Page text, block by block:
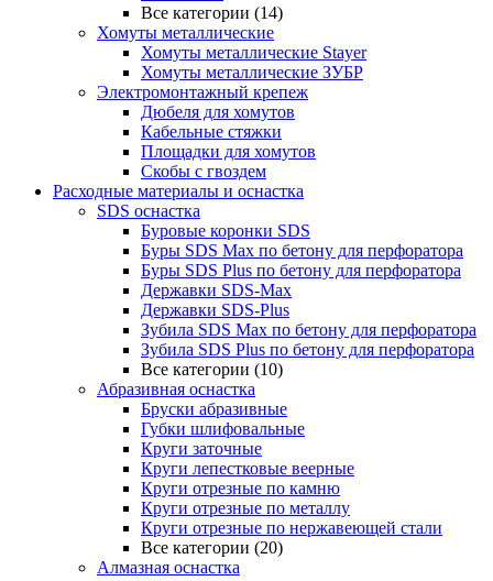
Все категории (14)
Хомуты металлические
Хомуты металлические Stayer
Хомуты металлические ЗУБР
Электромонтажный крепеж
Дюбеля для хомутов
Кабельные стяжки
Площадки для хомутов
Скобы с гвоздем
Расходные материалы и оснастка
SDS оснастка
Буровые коронки SDS
Буры SDS Max по бетону для перфоратора
Буры SDS Plus по бетону для перфоратора
Державки SDS-Max
Державки SDS-Plus
Зубила SDS Mах по бетону для перфоратора
Зубила SDS Plus по бетону для перфоратора
Все категории (10)
Абразивная оснастка
Бруски абразивные
Губки шлифовальные
Круги заточные
Круги лепестковые веерные
Круги отрезные по камню
Круги отрезные по металлу
Круги отрезные по нержавеющей стали
Все категории (20)
Алмазная оснастка